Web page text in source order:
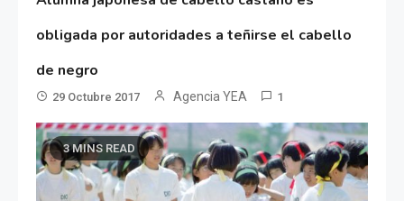
obligada por autoridades a teñirse el cabello
de negro
29 Octubre 2017 Agencia YEA 1
3 MINS READ